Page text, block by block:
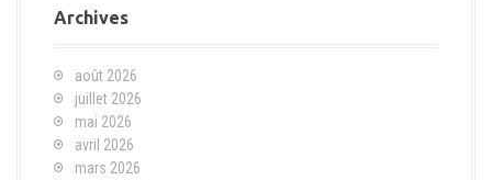
Archives
août 2026
juillet 2026
mai 2026
avril 2026
mars 2026